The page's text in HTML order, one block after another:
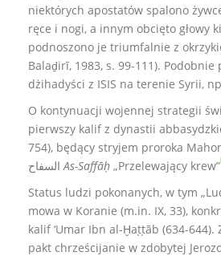
niektórych apostatów spalono
ręce i nogi, a innym obcięto głowy
podnoszono je triumfalnie z
Balaḏirī, 1983, s. 99-111).
dżihadyści z ISIS na terenie Syrii,
O kontynuacji wojennej strategii
pierwszy kalif z dynastii
754), będący stryjem proroka
As-Saffāḥ „Przelewający krew”
Status ludzi pokonanych, w tym
mowa w Koranie (m.in. IX, 33),
kalif ‘Umar Ibn al-Ḫaṭṭāb (634-644).
pakt chrześcijanie w zdobytej